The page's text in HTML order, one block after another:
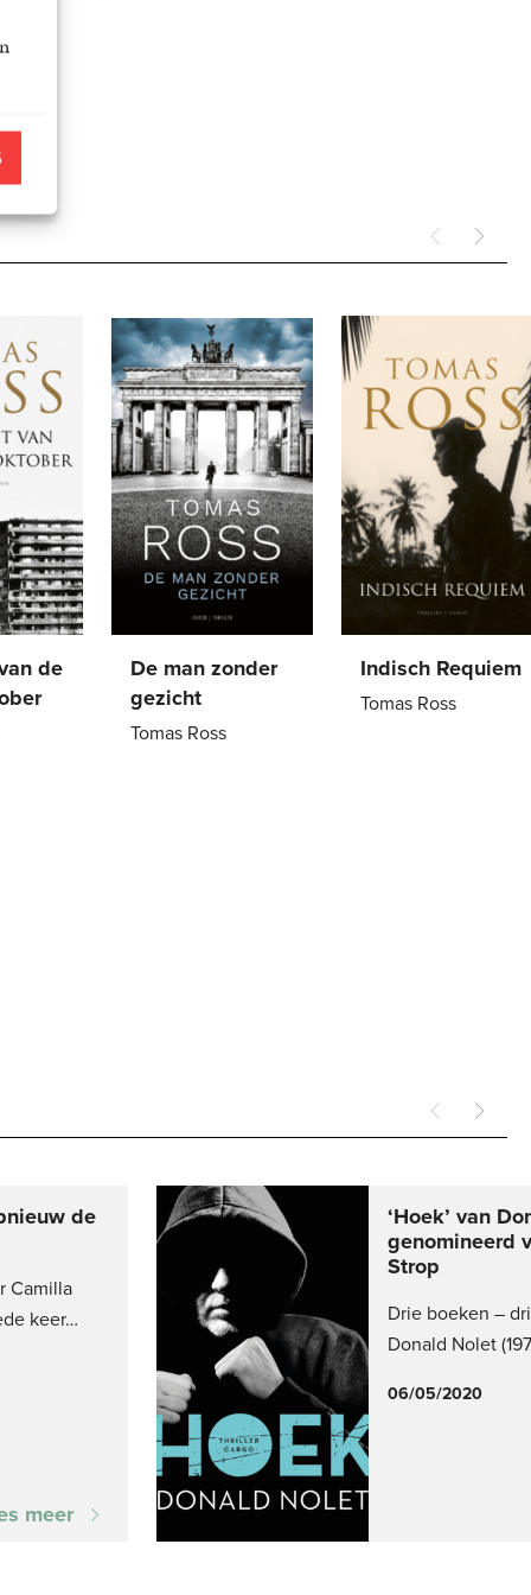
Srebrenica,...
de
De man zonder
gezicht
Tomas Ross
Indisch Requiem
Tomas Ross
de
Camilla
keer…
meer
06/05/2020
‘Hoek’ van
genomineerd
Strop
Drie boeken –
Donald Nolet